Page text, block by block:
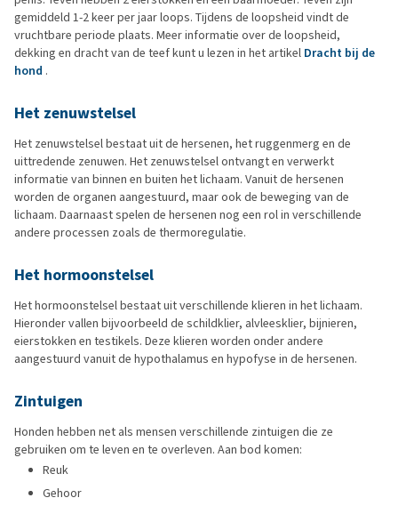
gemiddeld 1-2 keer per jaar loops. Tijdens de loopsheid vindt de
vruchtbare periode plaats. Meer informatie over de loopsheid,
dekking en dracht van de teef kunt u lezen in het artikel Dracht bij de
hond .
Het zenuwstelsel
Het zenuwstelsel bestaat uit de hersenen, het ruggenmerg en de
uittredende zenuwen. Het zenuwstelsel ontvangt en verwerkt
informatie van binnen en buiten het lichaam. Vanuit de hersenen
worden de organen aangestuurd, maar ook de beweging van de
lichaam. Daarnaast spelen de hersenen nog een rol in verschillende
andere processen zoals de thermoregulatie.
Het hormoonstelsel
Het hormoonstelsel bestaat uit verschillende klieren in het lichaam.
Hieronder vallen bijvoorbeeld de schildklier, alvleesklier, bijnieren,
eierstokken en testikels. Deze klieren worden onder andere
aangestuurd vanuit de hypothalamus en hypofyse in de hersenen.
Zintuigen
Honden hebben net als mensen verschillende zintuigen die ze
gebruiken om te leven en te overleven. Aan bod komen:
Reuk
Gehoor